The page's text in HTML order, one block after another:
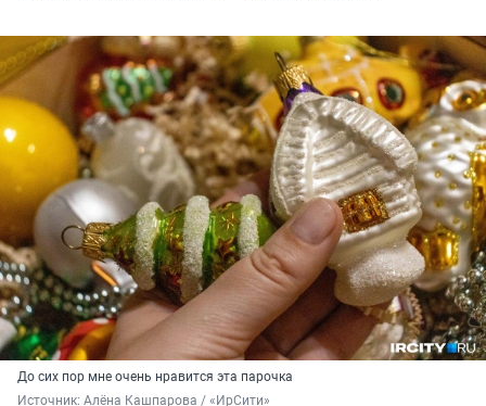
До сих пор мне очень нравится эта парочка
Источник: Алёна Кашпарова / «ИрСити»